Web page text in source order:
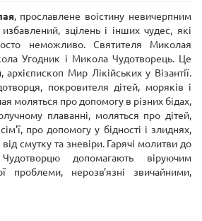
, прославлене воістину невичерпним
зцілень і інших чудес, які
неможливо. Святителя Миколая
Угодник і Микола Чудотворець. Це
Мир Лікійських у Візантії.
покровителя дітей, моряків і
моляться про допомогу в різних бідах,
плаванні, моляться про дітей,
про допомогу у бідності і злиднях,
від смутку та зневіри. Гарячі молитви до
допомагають віруючим
проблеми, нерозв'язні звичайними,